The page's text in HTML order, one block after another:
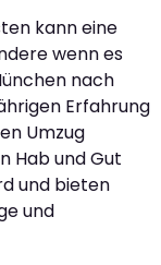
kann eine
wenn es
nach
Erfahrung
Umzug
Hab und Gut
und bieten
und